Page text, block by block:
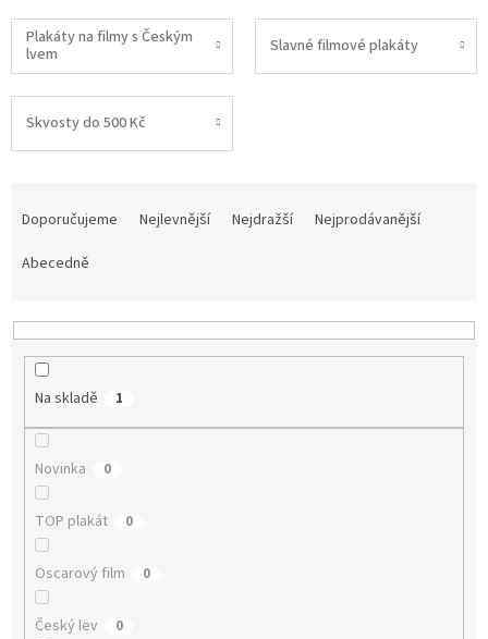
Plakáty na filmy s Českým
lvem
Slavné filmové plakáty
Skvosty do 500 Kč
p
Doporučujeme Nejlevnější Nejdražší
Nejprodávanější
Abecedně
Na skladě 1
Novinka 0
TOP plakát 0
Oscarový film 0
Český lev 0